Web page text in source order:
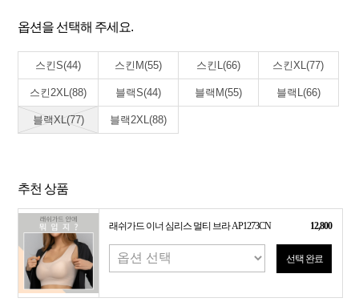
옵션을 선택해 주세요.
스킨S(44) 스킨M(55) 스킨L(66) 스킨XL(77)
스킨2XL(88) 블랙S(44) 블랙M(55) 블랙L(66)
블랙XL(77) 블랙2XL(88)
추천 상품
래쉬가드 이너 심리스 멀티 브라 AP1273CN 12,800
선택 완료